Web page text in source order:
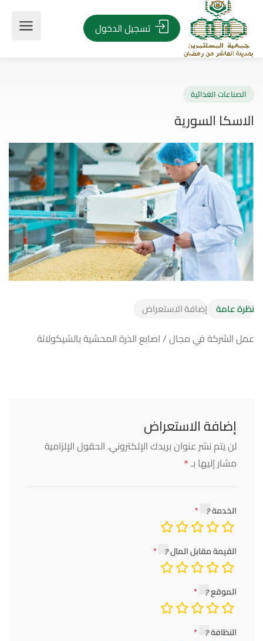
تسجيل الدخول
السورية
نظرة عامة إضافة الاستعراض
عمل الشركة في مجال / اصابع الذرة المحشية بالشيكولاتة
إضافة الاستعراض
لن يتم نشر عنوان بريدك الإلكتروني. الحقول الإلزامية
مشار إليها بـ*
الخدمة
القيمة مقابل المال
الموقع
النظافة